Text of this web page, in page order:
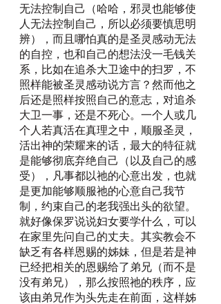
无法控制自己（哈哈，邪灵也能够使
人无法控制自己，所以必须要慎思明
辨），而且哪怕真的是圣灵感动无法
的自控，也和自己的想法没一毛钱关
系，比如在追杀大卫途中的扫罗，不
照样能被圣灵感动说方言？然而他之
后还是照样按照自己的意志，对追杀
大卫一事，还是不死心。一个人或几
个人若真活在真理之中，顺服圣灵，
活出神的荣耀来的话，最大的特征就
是能够彻底弃绝自己（以及自己的感
受），凡事都以祂的心意出发，也就
是更加能够顺服祂的心意自己我节
制，约束自己的老我强出头的欲望。
就好像保罗说说妇女要学什么，可以
在家里先问自己的丈夫。其实教会不
缺乏有各样恩赐的姊妹，但是若是神
已经把相关的恩赐给了弟兄（而不是
没有弟兄），那么按照祂的秩序，应
该由弟兄作为头先走在前面，这样姊